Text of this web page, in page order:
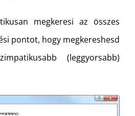
megkeresi az összes
pontot, hogy megkereshesd
(leggyorsabb)